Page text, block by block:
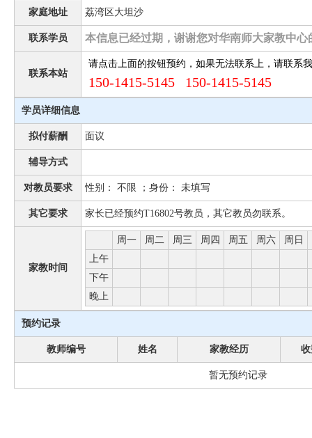
家庭地址 荔湾区大坦沙
联系学员 本信息已经过期，谢谢您对华南师大家教中心
联系本站
请点击上面的按钮预约，如果无法联系上，请联系
150-1415-5145 150-1415-5145
学员详细信息
拟付薪酬 面议
辅导方式
对教员要求 性别： 不限 ；身份： 未填写
其它要求 家长已经预约T16802号教员，其它教员勿联系。
家教时间
周一 周二 周三 周四 周五 周六 周日
上午
下午
晚上
预约记录
教师编号 姓名 家教经历
暂无预约记录